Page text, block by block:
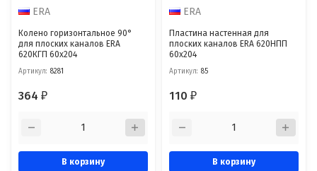
ERA
Колено горизонтальное 90°
для плоских каналов ERA
620КГП 60x204
Артикул: 8281
364₽
В корзину
ERA
Пластина настенная для
плоских каналов ERA 620НПП
60x204
Артикул: 85
110₽
В корзину